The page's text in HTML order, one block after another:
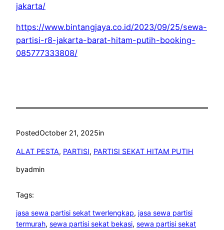
jakarta/
https://www.bintangjaya.co.id/2023/09/25/sewa-
partisi-r8-jakarta-barat-hitam-putih-booking-
085777333808/
PostedOctober 21, 2025in
ALAT PESTA, PARTISI, PARTISI SEKAT HITAM PUTIH
byadmin
Tags:
jasa sewa partisi sekat twerlengkap, jasa sewa partisi
termurah, sewa partisi sekat bekasi, sewa partisi sekat